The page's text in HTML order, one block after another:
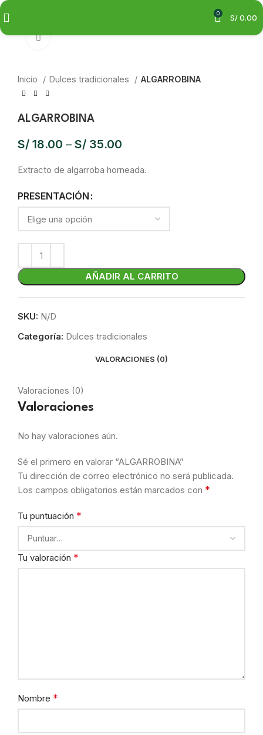
0 S/0.00
Clic para ampliar
Inicio Dulces tradicionales ALGARROBINA
ALGARROBINA
S/ 18.00 – S/ 35.00
Extracto de algarroba horneada.
PRESENTACIÓN
AÑADIR AL CARRITO
SKU: N/D
Categoría: Dulces tradicionales
VALORACIONES (0)
Valoraciones (0)
Valoraciones
No hay valoraciones aún.
Sé el primero en valorar “ALGARROBINA”
Tu dirección de correo electrónico no será publicada.
Los campos obligatorios están marcados con *
Tu puntuación *
Tu valoración *
Nombre *